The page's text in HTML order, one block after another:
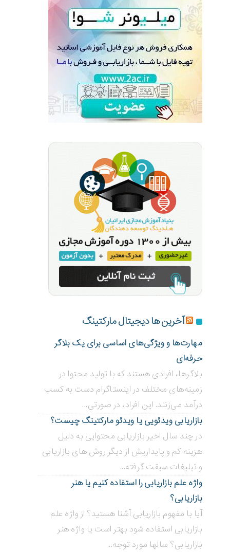
آخرین ها دیجیتال مارکتینگ
مهارت‌ها و ویژگی‌های اساسی برای یک بلاگر
حرفه‌ای
بلاگر‌ها، افرادی هستند که با تولید محتوا در
زمینه‌های مختلف در اینستاگرام دست به کسب
درآمد می‌زنند. این افراد، در صورتی...
بازاریابی ویدئویی ‌یا ویدئو مارکتینگ چیست؟
در چند سال اخیر بازاریابی محتوایی به دلیل
هزینه کم و پایداریش از دیگر روش های بازاریابی
و تبلیغات سبقت گرفته...
واژه علم بازاریابی را استفاده کنیم یا هنر
بازاریابی؟
آیا با مفهوم بازاریابی آشنا هستید؟ از واژه علم
بازاریابی استفاده شود بهتر است یا واژه هنر
بازاریابی؟ سالها مورد توجه...